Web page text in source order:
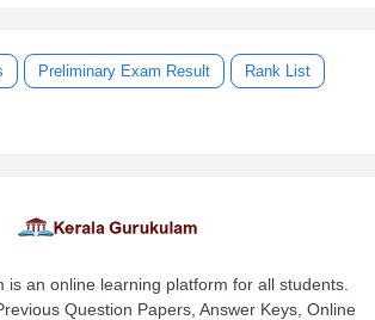
Preliminary Exam Result Rank List
is an online learning platform for all students.
Question Papers, Answer Keys, Online